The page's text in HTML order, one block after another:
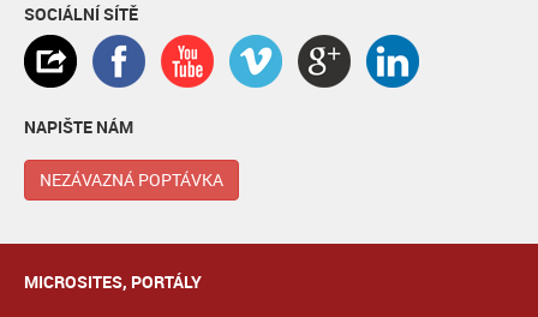
SOCIÁLNÍ SÍTĚ
NAPIŠTE NÁM
NEZÁVAZNÁ POPTÁVKA
MICROSITES, PORTÁLY